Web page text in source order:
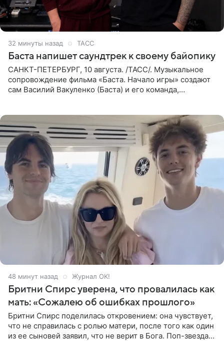
32 минуты назад ТАСС
Баста напишет саундтрек к своему байопику
САНКТ-ПЕТЕРБУРГ, 10 августа. /ТАСС/. Музыкальное
сопровождение фильма «Баста. Начало игры» создают
сам Василий Вакуленко (Баста) и его команда,
48 минут назад Журнал OK!
Бритни Спирс уверена, что провалилась как
мать: «Сожалею об ошибках прошлого»
Бритни Спирс поделилась откровением: она чувствует,
что не справилась с ролью матери, после того как один
из ее сыновей заявил, что не верит в Бога. Поп-звезда